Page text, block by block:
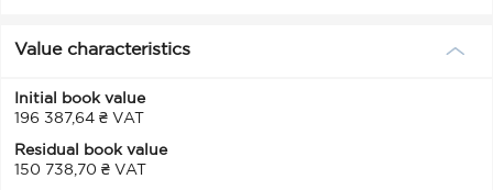
Value characteristics
Initial book value
196 387,64 ₴ VAT
Residual book value
150 738,70 ₴ VAT